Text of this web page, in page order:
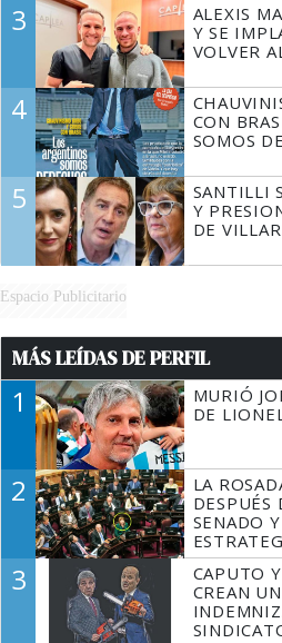
3
ALEXIS
Y SE
VOLVER
4
CON
SOMOS
5
SANTILLI
Y
DE
Espacio Publicitario
MÁS LEÍDAS DE PERFIL
1
MURIÓ
DE
2
LA
DESPUÉS
SENADO
3
CAPUTO
CREAN